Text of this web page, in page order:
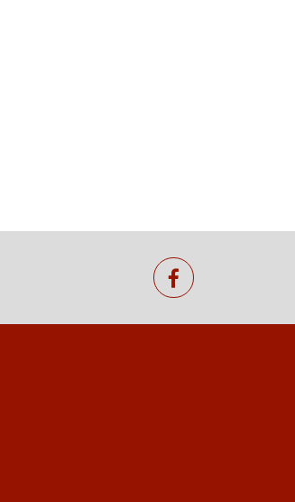
facebook